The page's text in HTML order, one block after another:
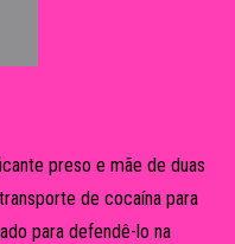
preso e mãe de duas
de cocaína para
para defendê-lo na